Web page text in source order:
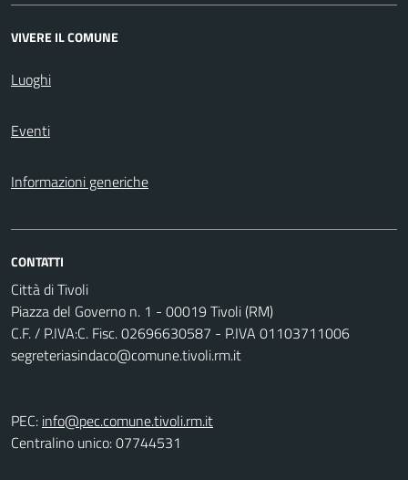
VIVERE IL COMUNE
Luoghi
Eventi
Informazioni generiche
CONTATTI
Città di Tivoli
Piazza del Governo n. 1 - 00019 Tivoli (RM)
C.F. / P.IVA:C. Fisc. 02696630587 - P.IVA 01103711006
segreteriasindaco@comune.tivoli.rm.it
PEC: info@pec.comune.tivoli.rm.it
Centralino unico: 07744531